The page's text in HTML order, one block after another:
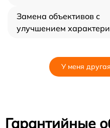
Замена объективов с
улучшением
У меня
Гарантийные